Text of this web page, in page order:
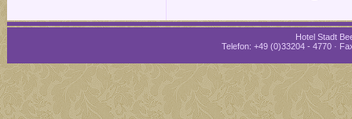
Hotel Stadt
Telefon: +49 (0)33204 - 4770 ·